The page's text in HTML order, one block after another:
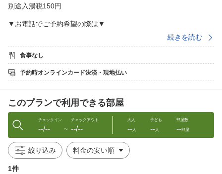
別途入湯税150円
▼お電話でご予約希望の際は▼
【楽天トラベル宿泊予約センター ⇒ 050-5213-4754 / 24時間対
【グループ予約専用ダイヤル ⇒ 050-5213-4754 / 24時間対応】
オペレーターに『塩原温泉 ピラミッド温泉・自然館』とお申し付
けください。
続きを読む
食事なし
予約時オンラインカード決済・現地払い
このプランで利用できる部屋
チェックイン
--/-- 〜
チェックアウト
--/--
大人
--人
子ども
--人
部屋数
--部屋
絞り込み
1件